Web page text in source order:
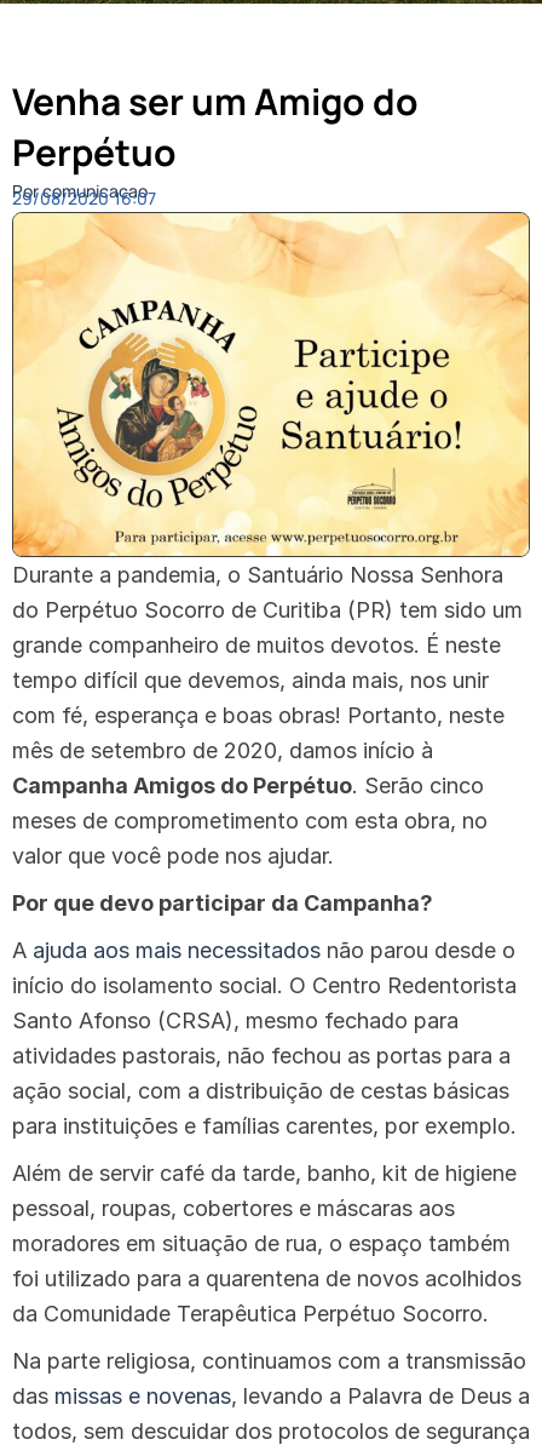
Venha ser um Amigo do
Perpétuo
Por comunicacao
29/08/2020 16:07
Durante a pandemia, o Santuário Nossa Senhora
do Perpétuo Socorro de Curitiba (PR) tem sido um
grande companheiro de muitos devotos. É neste
tempo difícil que devemos, ainda mais, nos unir
com fé, esperança e boas obras! Portanto, neste
mês de setembro de 2020, damos início à
Campanha Amigos do Perpétuo. Serão cinco
meses de comprometimento com esta obra, no
valor que você pode nos ajudar.
Por que devo participar da Campanha?
A ajuda aos mais necessitados não parou desde o
início do isolamento social. O Centro Redentorista
Santo Afonso (CRSA), mesmo fechado para
atividades pastorais, não fechou as portas para a
ação social, com a distribuição de cestas básicas
para instituições e famílias carentes, por exemplo.
Além de servir café da tarde, banho, kit de higiene
pessoal, roupas, cobertores e máscaras aos
moradores em situação de rua, o espaço também
foi utilizado para a quarentena de novos acolhidos
da Comunidade Terapêutica Perpétuo Socorro.
Na parte religiosa, continuamos com a transmissão
das missas e novenas, levando a Palavra de Deus a
todos, sem descuidar dos protocolos de segurança